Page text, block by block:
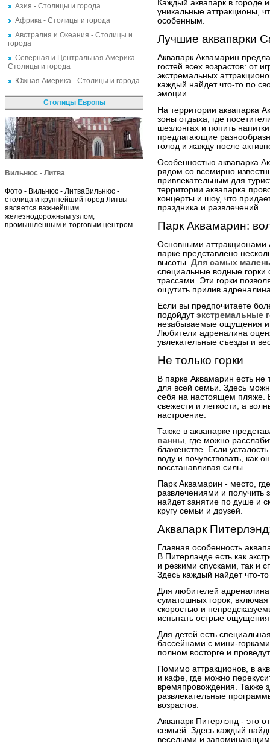
Азия - Столицы и города
Африка - Столицы и города
Австралия и Океания - Столицы и
города
Северная и Центральная Америка -
Столицы и города
Южная Америка - Столицы и города
Столицы Европы
Вильнюс - Литва
Фото - Вильнюс - ЛитваВильнюс -
столица и крупнейший город Литвы -
является важнейшим
железнодорожным узлом,
промышленным и торговым центром…
Каждый аквапарк в городе
уникальные аттракционы,
особенным.
Лучшие аквапарки
Аквапарк Аквамарин
гостей всех возрастов: от
экстремальных
каждый найдет что-то по
эмоции.
На территории аквапарка
зоны отдыха, где
шезлонгах и попить
предлагающие
голод и жажду после
Особенностью аквапарка
рядом со всемирно
привлекательным для
территории аквапарка
концерты и шоу, что
праздника и развлечений.
Парк Аквамарин:
Основными аттракционами
парке представлено
высоты. Для самых
специальные водные
трассами. Эти горки
ощутить прилив
Если вы предпочитаете
подойдут экстремальные
незабываемые ощущения и
Любители адреналина
увлекательные съезды и
Не только горки
В парке Аквамарин есть не
для всей семьи. Здесь
себя на настоящем пляже.
свежести и легкости, а
настроение.
Также в аквапарке
ванны, где можно
блаженстве. Если
воду и почувствовать, как
восстанавливая силы.
Парк Аквамарин - место,
развлечениями и получить
найдет занятие по душе и
кругу семьи и друзей.
Аквапарк
Главная особенность
В Питерлэнде есть как
и резкими спусками, так и
Здесь каждый найдет что-
Для любителей адреналина
суматошных горок,
скоростью и
испытать острые
Для детей есть
бассейнами с мини-
полном восторге и
Помимо аттракционов, в
и кафе, где можно
времяпровождения. Также
развлекательные
возрастов.
Аквапарк Питерлэнд - это
семьей. Здесь каждый
веселыми и